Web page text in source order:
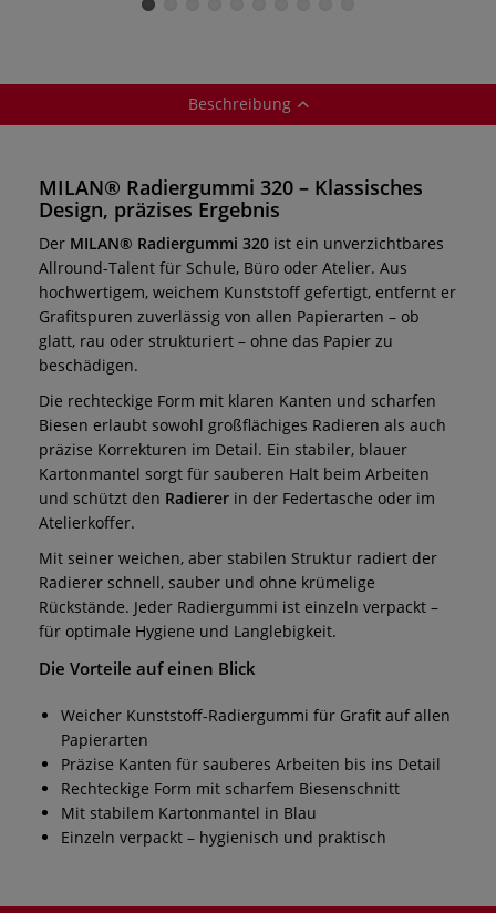
Beschreibung
MILAN® Radiergummi 320 – Klassisches
Design, präzises Ergebnis
Der MILAN® Radiergummi 320 ist ein unverzichtbares
Allround-Talent für Schule, Büro oder Atelier. Aus
hochwertigem, weichem Kunststoff gefertigt, entfernt er
Grafitspuren zuverlässig von allen Papierarten – ob
glatt, rau oder strukturiert – ohne das Papier zu
beschädigen.
Die rechteckige Form mit klaren Kanten und scharfen
Biesen erlaubt sowohl großflächiges Radieren als auch
präzise Korrekturen im Detail. Ein stabiler, blauer
Kartonmantel sorgt für sauberen Halt beim Arbeiten
und schützt den Radierer in der Federtasche oder im
Atelierkoffer.
Mit seiner weichen, aber stabilen Struktur radiert der
Radierer schnell, sauber und ohne krümelige
Rückstände. Jeder Radiergummi ist einzeln verpackt –
für optimale Hygiene und Langlebigkeit.
Die Vorteile auf einen Blick
Weicher Kunststoff-Radiergummi für Grafit auf allen
Papierarten
Präzise Kanten für sauberes Arbeiten bis ins Detail
Rechteckige Form mit scharfem Biesenschnitt
Mit stabilem Kartonmantel in Blau
Einzeln verpackt – hygienisch und praktisch